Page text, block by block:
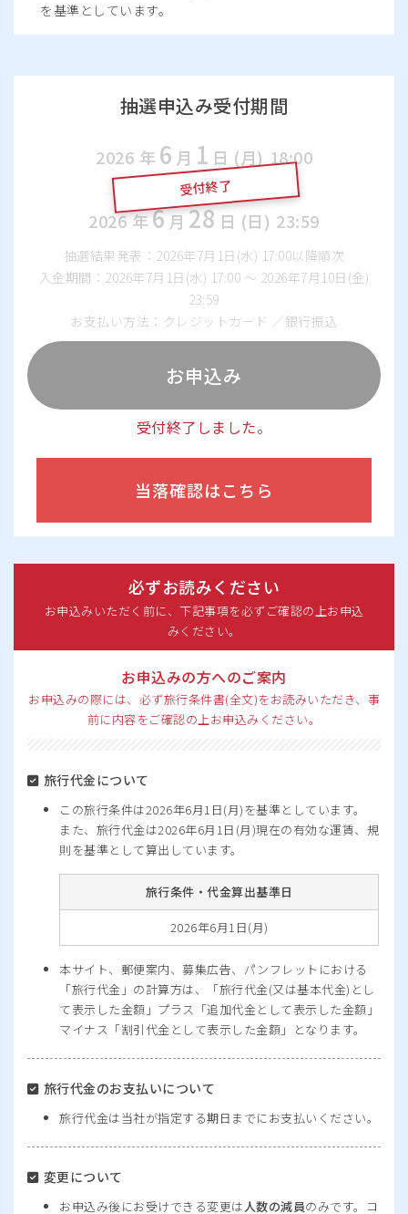
を基準としています。
抽選申込み受付期間
2026 年 6 月 1 日 (月) 18:00
〜
2026 年6月 28 日 (日) 23:59
受付終了
抽選結果発表：2026年7月1日(水) 17:00以降順次
入金期間：2026年7月1日(水) 17:00 ～ 2026年7月10日(金)
23:59
お支払い方法：クレジットカード ／銀行振込
お申込み
受付終了しました。
当落確認はこちら
必ずお読みください
お申込みいただく前に、下記事項を必ずご確認の上お申込
みください。
お申込みの方へのご案内
お申込みの際には、必ず旅行条件書(全文)をお読みいただき、事
前に内容をご確認の上お申込みください。
旅行代金について
この旅行条件は2026年6月1日(月)を基準としています。
また、旅行代金は2026年6月1日(月)現在の有効な運賃、規
則を基準として算出しています。
旅行条件・代金算出基準日
2026年6月1日(月)
本サイト、郵便案内、募集広告、パンフレットにおける
「旅行代金」の計算方は、「旅行代金(又は基本代金)とし
て表示した金額」プラス「追加代金として表示した金額」
マイナス「割引代金として表示した金額」となります。
旅行代金のお支払いについて
旅行代金は当社が指定する期日までにお支払いください。
変更について
お申込み後にお受けできる変更は人数の減員のみです。コ